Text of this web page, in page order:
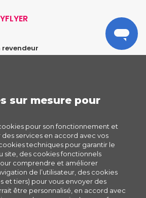
revendeur
de vente
sur mesure pour
pour son fonctionnement et
services en accord avec vos
techniques pour garantir le
site, des cookies fonctionnels
comprendre et améliorer
de l’utilisateur, des cookies
et tiers) pour vous envoyer des
être personnalisé, en accord avec